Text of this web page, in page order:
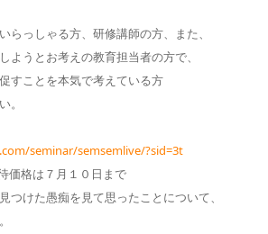
らっしゃる方、研修講師の方、また、
ようとお考えの教育担当者の方で、
ことを本気で考えている方
。
seminar/semsemlive/?sid=3t
格は７月１０日まで
つけた愚痴を見て思ったことについて、